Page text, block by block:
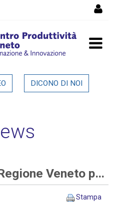
Veneto
in
DICONO DI NOI
Bando della Regione Veneto per progetti di ricerca alle imprese
Stampa